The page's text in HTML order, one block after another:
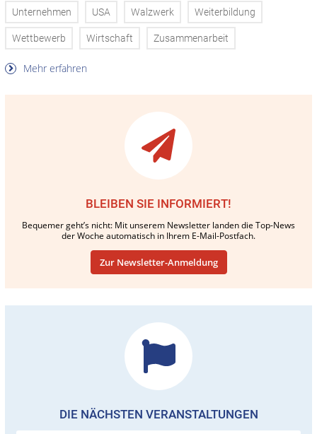
Unternehmen USA Walzwerk Weiterbildung
Wettbewerb Wirtschaft Zusammenarbeit
Mehr erfahren
BLEIBEN SIE INFORMIERT!
Bequemer geht’s nicht: Mit unserem Newsletter landen die Top-News
der Woche automatisch in Ihrem E-Mail-Postfach.
Zur Newsletter-Anmeldung
DIE NÄCHSTEN VERANSTALTUNGEN